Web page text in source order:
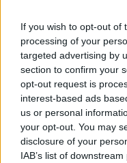
If you wish to opt-out of
processing of your
targeted advertising by
section to confirm your
opt-out request is
interest-based ads
us or personal
your opt-out. You may
disclosure of your
IAB’s list of